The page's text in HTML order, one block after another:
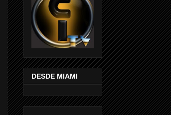
DESDE MIAMI